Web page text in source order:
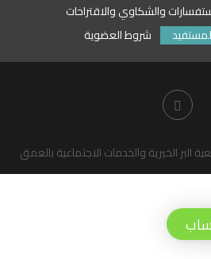
والشكاوي والاقتراحات
شروط العضوية
الخيرية والخدمات الاجتماعية بالعمق